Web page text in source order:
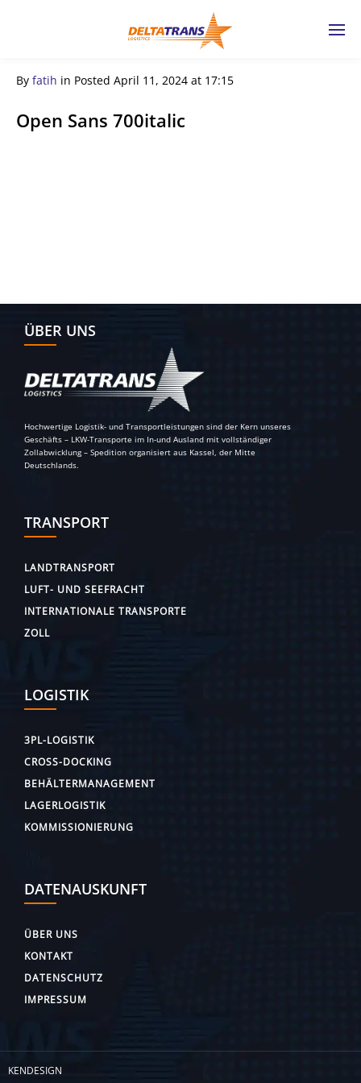
By fatih in Posted April 11, 2024 at 17:15
Open Sans 700italic
ÜBER UNS
Hochwertige Logistik- und Transportleistungen sind der Kern unseres
Geschäfts – LKW-Transporte im In-und Ausland mit vollständiger
Zollabwicklung – Spedition organisiert aus Kassel, der Mitte
Deutschlands.
TRANSPORT
LANDTRANSPORT
LUFT- UND SEEFRACHT
INTERNATIONALE TRANSPORTE
ZOLL
LOGISTIK
3PL-LOGISTIK
CROSS-DOCKING
BEHÄLTERMANAGEMENT
LAGERLOGISTIK
KOMMISSIONIERUNG
DATENAUSKUNFT
ÜBER UNS
KONTAKT
DATENSCHUTZ
IMPRESSUM
KENDESIGN